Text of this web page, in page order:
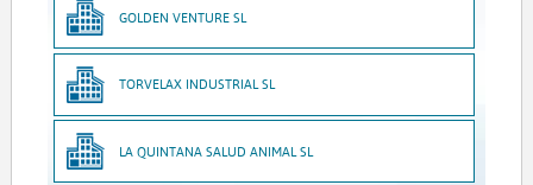
GOLDEN VENTURE SL
TORVELAX INDUSTRIAL SL
LA QUINTANA SALUD ANIMAL SL